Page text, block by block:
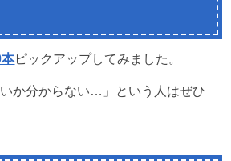
ピックアップしてみました。
いか分からない…」という人はぜひ